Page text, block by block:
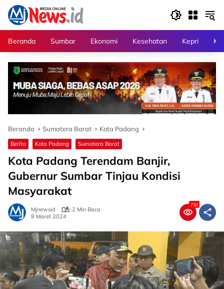
Langsung
konten
Beranda
Sumbar Ekonomi Kesehatan Kepri
Beranda Sumatera Barat Kota Padang
Berita Kota Padang Sumatera Barat
Kota Padang Terendam Banjir,
Gubernur Sumbar Tinjau Kondisi
Masyarakat
Mjnewsid
2 Min Baca
8 Maret 2024
730